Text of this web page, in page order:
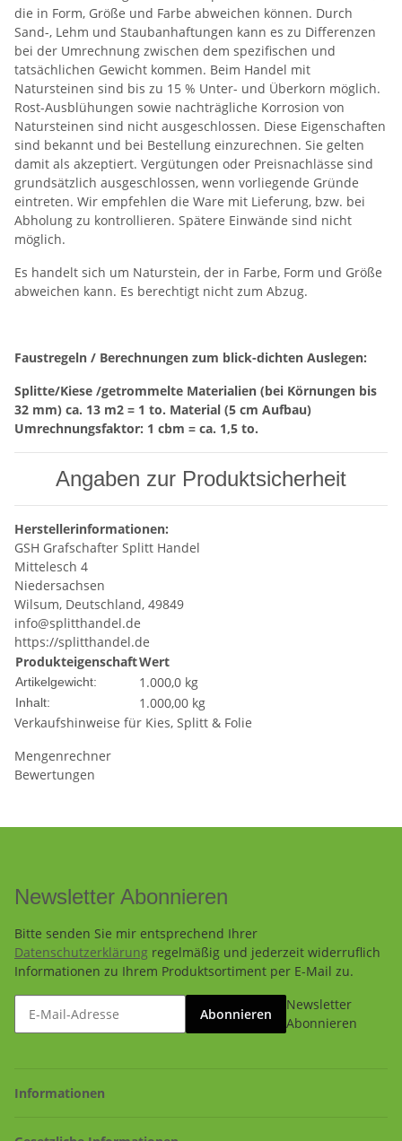
die in Form, Größe und Farbe abweichen können. Durch
Sand-, Lehm und Staubanhaftungen kann es zu Differenzen
bei der Umrechnung zwischen dem spezifischen und
tatsächlichen Gewicht kommen. Beim Handel mit
Natursteinen sind bis zu 15 % Unter- und Überkorn möglich.
Rost-Ausblühungen sowie nachträgliche Korrosion von
Natursteinen sind nicht ausgeschlossen. Diese Eigenschaften
sind bekannt und bei Bestellung einzurechnen. Sie gelten
damit als akzeptiert. Vergütungen oder Preisnachlässe sind
grundsätzlich ausgeschlossen, wenn vorliegende Gründe
eintreten. Wir empfehlen die Ware mit Lieferung, bzw. bei
Abholung zu kontrollieren. Spätere Einwände sind nicht
möglich.
Es handelt sich um Naturstein, der in Farbe, Form und Größe
abweichen kann. Es berechtigt nicht zum Abzug.
Faustregeln / Berechnungen zum blick-dichten Auslegen:
Splitte/Kiese /getrommelte Materialien (bei Körnungen bis
32 mm) ca. 13 m2 = 1 to. Material (5 cm Aufbau)
Umrechnungsfaktor: 1 cbm = ca. 1,5 to.
Angaben zur Produktsicherheit
Herstellerinformationen:
GSH Grafschafter Splitt Handel
Mittelesch 4
Niedersachsen
Wilsum, Deutschland, 49849
info@splitthandel.de
https://splitthandel.de
ProdukteigenschaftWert
Artikelgewicht: 1.000,0 kg
Inhalt:
1.000,00 kg
Verkaufshinweise für Kies, Splitt & Folie
Mengenrechner
Bewertungen
Newsletter Abonnieren
Bitte senden Sie mir entsprechend Ihrer
Datenschutzerklärung regelmäßig und jederzeit widerruflich
Informationen zu Ihrem Produktsortiment per E-Mail zu.
Abonnieren
Newsletter
Abonnieren
Informationen